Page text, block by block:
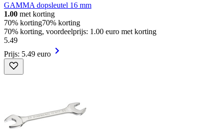
GAMMA dopsleutel 16 mm
1.00 met korting
70% korting70% korting
70% korting, voordeelprijs: 1.00 euro met korting
5.49
Prijs: 5.49 euro